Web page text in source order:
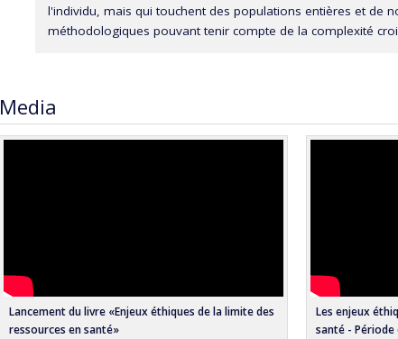
l'individu, mais qui touchent des populations entières et de
méthodologiques pouvant tenir compte de la complexité
Media
Lancement du livre «Enjeux éthiques de la limite des
ressources en santé»
Les enjeux
santé - Période